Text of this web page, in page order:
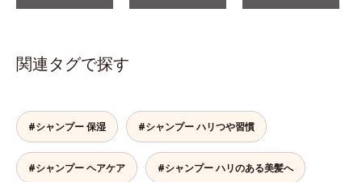
関連タグで探す
#シャンプー 保湿 #シャンプー ハリつや習慣
#シャンプー ヘアケア #シャンプー ハリのある美髪へ